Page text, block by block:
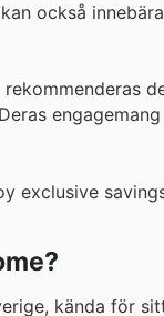
också
exclusive
kända för